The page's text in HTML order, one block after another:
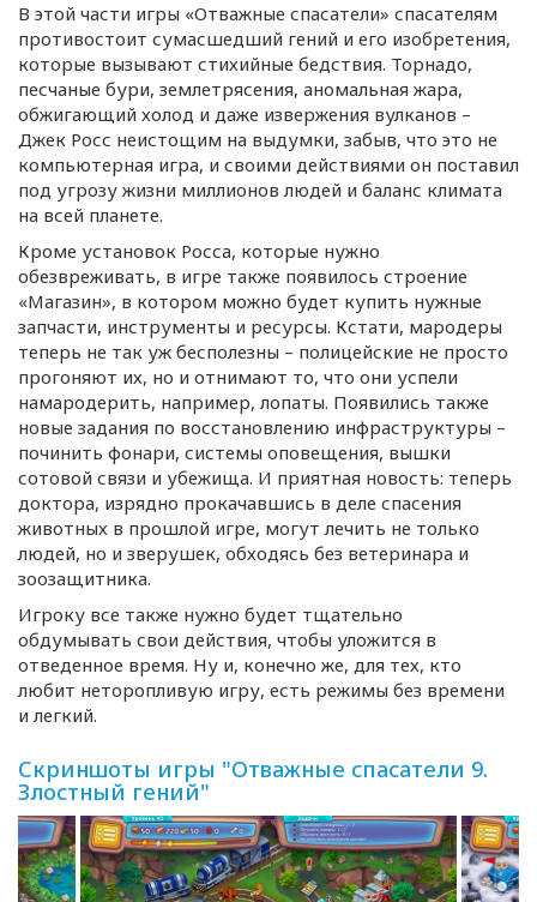
В этой части игры «Отважные спасатели» спасателям
противостоит сумасшедший гений и его изобретения,
которые вызывают стихийные бедствия. Торнадо,
песчаные бури, землетрясения, аномальная жара,
обжигающий холод и даже извержения вулканов –
Джек Росс неистощим на выдумки, забыв, что это не
компьютерная игра, и своими действиями он поставил
под угрозу жизни миллионов людей и баланс климата
на всей планете.
Кроме установок Росса, которые нужно
обезвреживать, в игре также появилось строение
«Магазин», в котором можно будет купить нужные
запчасти, инструменты и ресурсы. Кстати, мародеры
теперь не так уж бесполезны – полицейские не просто
прогоняют их, но и отнимают то, что они успели
намародерить, например, лопаты. Появились также
новые задания по восстановлению инфраструктуры –
починить фонари, системы оповещения, вышки
сотовой связи и убежища. И приятная новость: теперь
доктора, изрядно прокачавшись в деле спасения
животных в прошлой игре, могут лечить не только
людей, но и зверушек, обходясь без ветеринара и
зоозащитника.
Игроку все также нужно будет тщательно
обдумывать свои действия, чтобы уложится в
отведенное время. Ну и, конечно же, для тех, кто
любит неторопливую игру, есть режимы без времени
и легкий.
Скриншоты игры "Отважные спасатели 9.
Злостный гений"